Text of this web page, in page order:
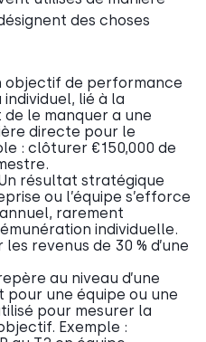
des choses
objectif de performance
lié à la
le manquer a une
directe pour le
: clôturer €150,000 de
résultat stratégique
ou l’équipe s’efforce
rarement
individuelle.
revenus de 30 % d’une
au niveau d’une
une équipe ou une
pour mesurer la
Exemple :